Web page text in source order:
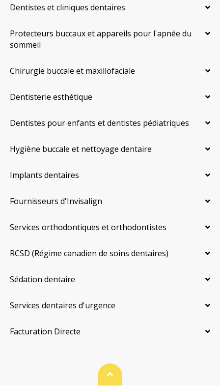
Dentistes et cliniques dentaires
Protecteurs buccaux et appareils pour l'apnée du
sommeil
Chirurgie buccale et maxillofaciale
Dentisterie esthétique
Dentistes pour enfants et dentistes pédiatriques
Hygiène buccale et nettoyage dentaire
Implants dentaires
Fournisseurs d'Invisalign
Services orthodontiques et orthodontistes
RCSD (Régime canadien de soins dentaires)
Sédation dentaire
Services dentaires d'urgence
Facturation Directe
Haut de page